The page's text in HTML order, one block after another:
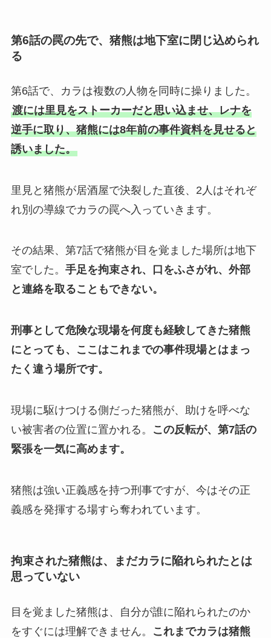
第6話の罠の先で、猪熊は地下室に閉じ込められ
る
第6話で、カラは複数の人物を同時に操りました。
渡には里見をストーカーだと思い込ませ、レナを
逆手に取り、猪熊には8年前の事件資料を見せると
誘いました。
里見と猪熊が居酒屋で決裂した直後、2人はそれぞ
れ別の導線でカラの罠へ入っていきます。
その結果、第7話で猪熊が目を覚ました場所は地下
室でした。 手足を拘束され、口をふさがれ、外部
と連絡を取ることもできない。
刑事として危険な現場を何度も経験してきた猪熊
にとっても、ここはこれまでの事件現場とはまっ
たく違う場所です。
現場に駆けつける側だった猪熊が、助けを呼べな
い被害者の位置に置かれる。
この反転が、第7話の
緊張を一気に高めます。
猪熊は強い正義感を持つ刑事ですが、今はその正
義感を発揮する場すら奪われています。
拘束された猪熊は、まだカラに陥れられたとは
思っていない
目を覚ました猪熊は、自分が誰に陥れられたのか
をすぐには理解できません。
これまでカラは猪熊